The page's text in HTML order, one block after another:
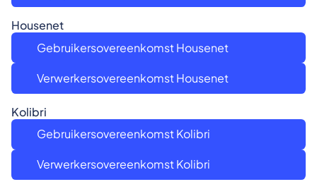
Housenet
Gebruikersovereenkomst Housenet
Verwerkersovereenkomst Housenet
Kolibri
Gebruikersovereenkomst Kolibri
Verwerkersovereenkomst Kolibri